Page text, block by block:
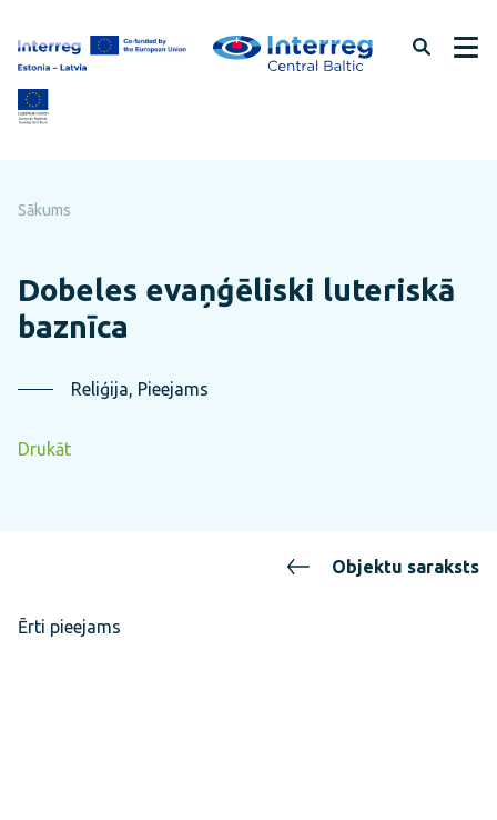
uz
lapas
saturu
Sākums
Dobeles evaņģēliski luteriskā
baznīca
Reliģija, Pieejams
Drukāt
Objektu saraksts
Ērti pieejams